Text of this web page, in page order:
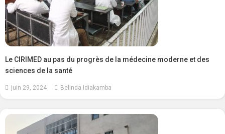
Le CIRIMED au pas du progrès de la médecine moderne et des
sciences de la santé
juin 29, 2024 Belinda Idiakamba